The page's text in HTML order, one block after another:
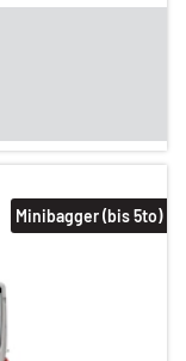
Minibagger (bis 5to)